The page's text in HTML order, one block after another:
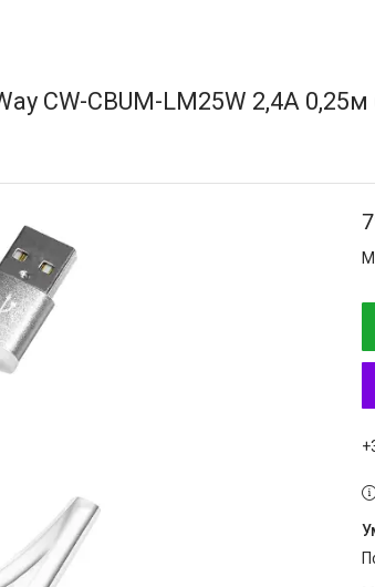
CW-CBUM-LM25W 2,4A 0,25м